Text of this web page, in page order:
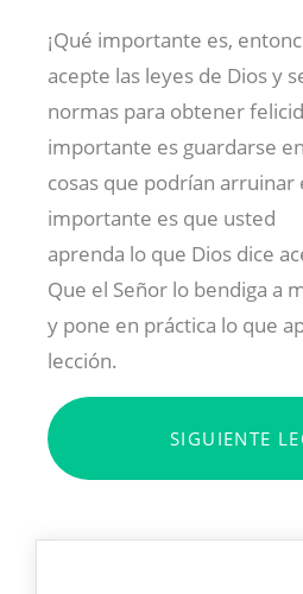
¡Qué importante es,
acepte las leyes de Dios y
normas para obtener
importante es guardarse
cosas que podrían arruinar
importante es que usted
aprenda lo que Dios dice
Que el Señor lo bendiga a
y pone en práctica lo que
lección.
SIGUIENTE